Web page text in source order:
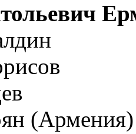
(Армения)